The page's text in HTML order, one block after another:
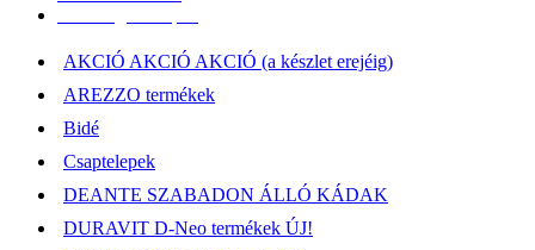
AKCIÓ AKCIÓ AKCIÓ (a készlet erejéig)
AREZZO termékek
Bidé
Csaptelepek
DEANTE SZABADON ÁLLÓ KÁDAK
DURAVIT D-Neo termékek ÚJ!